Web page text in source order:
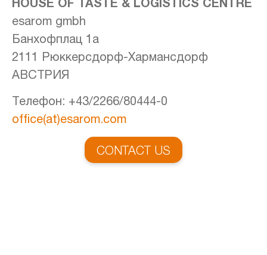
CONTACT US
esarom gmbh
Банхофплац 1a
2111 Рюккерсдорф-Хармансдорф
АВСТРИЯ
Телефон: +43/2266/80444-0
office(at)esarom.com